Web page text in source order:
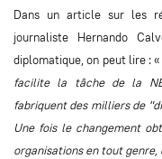
Dans un article sur les
journaliste Hernando
diplomatique, on peut lire : «
facilite la tâche de la
fabriquent des milliers de
Une fois le changement
organisations en tout